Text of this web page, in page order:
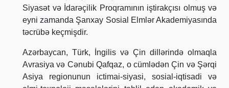
Siyasət və İdarəçilik Proqramının iştirakçısı olmuş və
eyni zamanda Şanxay Sosial Elmlər Akademiyasında
təcrübə keçmişdir.
Azərbaycan, Türk, İngilis və Çin dillərində olmaqla
Avrasiya və Cənubi Qafqaz, o cümlədən Çin və Şərqi
Asiya regionunun ictimai-siyasi, sosial-iqtisadi və